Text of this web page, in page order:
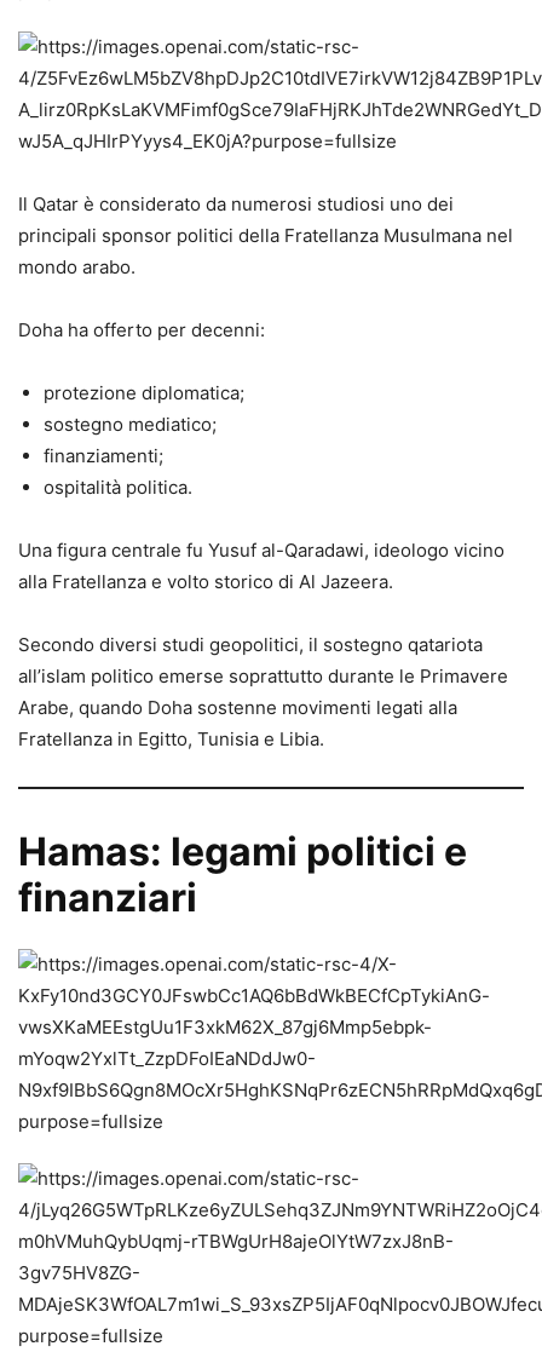
Il Qatar è considerato da numerosi studiosi uno dei
principali sponsor politici della Fratellanza Musulmana nel
mondo arabo.
Doha ha offerto per decenni:
protezione diplomatica;
sostegno mediatico;
finanziamenti;
ospitalità politica.
Una figura centrale fu Yusuf al-Qaradawi, ideologo vicino
alla Fratellanza e volto storico di Al Jazeera.
Secondo diversi studi geopolitici, il sostegno qatariota
all’islam politico emerse soprattutto durante le Primavere
Arabe, quando Doha sostenne movimenti legati alla
Fratellanza in Egitto, Tunisia e Libia.
Hamas: legami politici e
finanziari